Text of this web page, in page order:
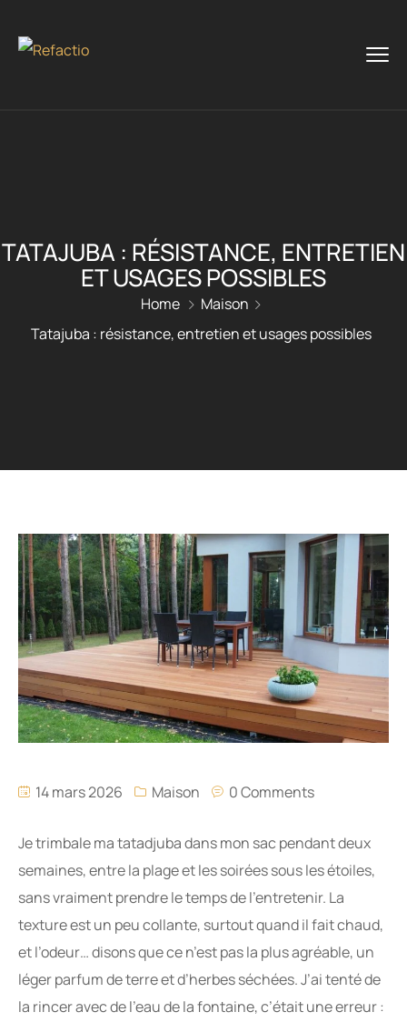
TATAJUBA : RÉSISTANCE, ENTRETIEN
ET USAGES POSSIBLES
Home
Maison
Tatajuba : résistance, entretien et usages possibles
14 mars 2026 Maison 0 Comments
Je trimbale ma tatadjuba dans mon sac pendant deux
semaines, entre la plage et les soirées sous les étoiles,
sans vraiment prendre le temps de l’entretenir. La
texture est un peu collante, surtout quand il fait chaud,
et l’odeur… disons que ce n’est pas la plus agréable, un
léger parfum de terre et d’herbes séchées. J’ai tenté de
la rincer avec de l’eau de la fontaine, c’était une erreur :